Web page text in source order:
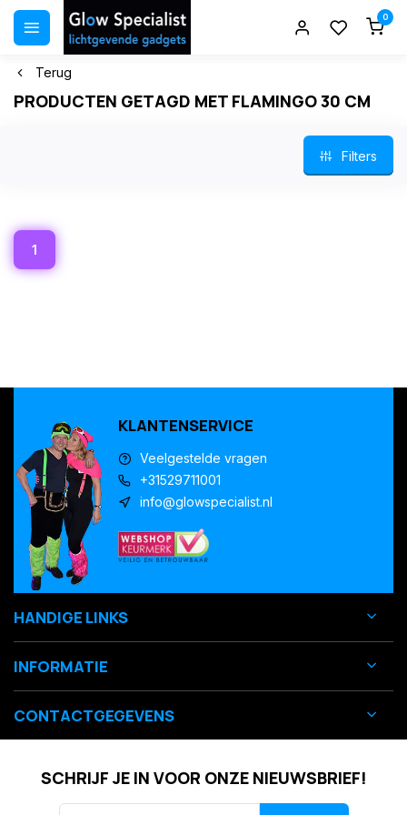
0
Terug
PRODUCTEN GETAGD MET FLAMINGO 30 CM
Filters
1
KLANTENSERVICE
Veelgestelde vragen
+31529711001
info@glowspecialist.nl
HANDIGE LINKS
INFORMATIE
CONTACTGEGEVENS
SCHRIJF JE IN VOOR ONZE NIEUWSBRIEF!